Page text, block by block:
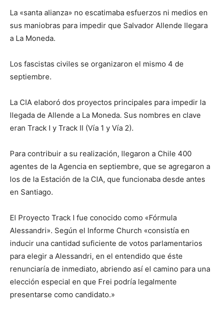
La «santa alianza» no escatimaba esfuerzos ni medios en
sus maniobras para impedir que Salvador Allende llegara
a La Moneda.
Los fascistas civiles se organizaron el mismo 4 de
septiembre.
La CIA elaboró dos proyectos principales para impedir la
llegada de Allende a La Moneda. Sus nombres en clave
eran Track I y Track II (Vía 1 y Vía 2).
Para contribuir a su realización, llegaron a Chile 400
agentes de la Agencia en septiembre, que se agregaron a
los de la Estación de la CIA, que funcionaba desde antes
en Santiago.
El Proyecto Track I fue conocido como «Fórmula
Alessandri». Según el Informe Church «consistía en
inducir una cantidad suficiente de votos parlamentarios
para elegir a Alessandri, en el entendido que éste
renunciaría de inmediato, abriendo así el camino para una
elección especial en que Frei podría legalmente
presentarse como candidato.»